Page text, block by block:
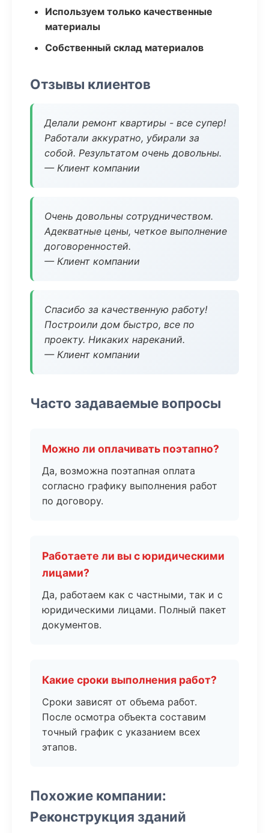
Используем только качественные
материалы
Собственный склад материалов
Отзывы клиентов
Делали ремонт квартиры - все супер!
Работали аккуратно, убирали за
собой. Результатом очень довольны.
— Клиент компании
Очень довольны сотрудничеством.
Адекватные цены, четкое выполнение
договоренностей.
— Клиент компании
Спасибо за качественную работу!
Построили дом быстро, все по
проекту. Никаких нареканий.
— Клиент компании
Часто задаваемые вопросы
Можно ли оплачивать поэтапно?
Да, возможна поэтапная оплата
согласно графику выполнения работ
по договору.
Работаете ли вы с юридическими
лицами?
Да, работаем как с частными, так и с
юридическими лицами. Полный пакет
документов.
Какие сроки выполнения работ?
Сроки зависят от объема работ.
После осмотра объекта составим
точный график с указанием всех
этапов.
Похожие компании:
Реконструкция зданий